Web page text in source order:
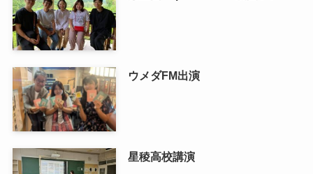
ウメダFM出演
星稜高校講演